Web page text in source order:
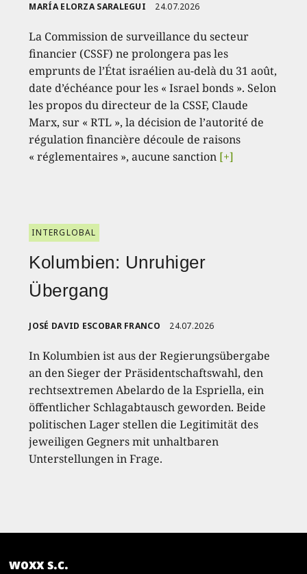
MARÍA ELORZA SARALEGUI 24.07.2026
La Commission de surveillance du secteur
financier (CSSF) ne prolongera pas les
emprunts de l’État israélien au-delà du 31 août,
date d’échéance pour les « Israel bonds ». Selon
les propos du directeur de la CSSF, Claude
Marx, sur « RTL », la décision de l’autorité de
régulation financière découle de raisons
« réglementaires », aucune sanction [+]
INTERGLOBAL
Kolumbien: Unruhiger
Übergang
JOSÉ DAVID ESCOBAR FRANCO 24.07.2026
In Kolumbien ist aus der Regierungsübergabe
an den Sieger der Präsidentschaftswahl, den
rechtsextremen Abelardo de la Espriella, ein
öffentlicher Schlagabtausch geworden. Beide
politischen Lager stellen die Legitimität des
jeweiligen Gegners mit unhaltbaren
Unterstellungen in Frage.
woxx s.c.